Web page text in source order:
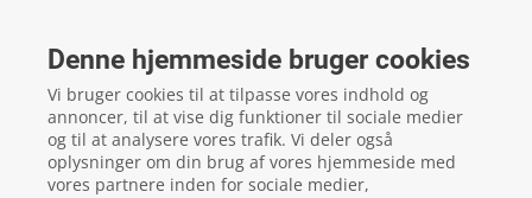
Denne hjemmeside bruger cookies
Vi bruger cookies til at tilpasse vores indhold og
annoncer, til at vise dig funktioner til sociale medier
og til at analysere vores trafik. Vi deler også
oplysninger om din brug af vores hjemmeside med
vores partnere inden for sociale medier,
5560 Aarup
CVR: 16817244